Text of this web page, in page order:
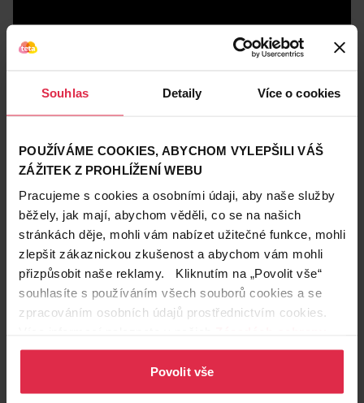
Souhlas Detaily Více o cookies
POUŽÍVÁME COOKIES, ABYCHOM VYLEPŠILI VÁŠ
ZÁŽITEK Z PROHLÍŽENÍ WEBU
Pracujeme s cookies a osobními údaji, aby naše služby
běžely, jak mají, abychom věděli, co se na našich
stránkách děje, mohli vám nabízet užitečné funkce, mohli
zlepšit zákaznickou zkušenost a abychom vám mohli
přizpůsobit naše reklamy. Kliknutím na „Povolit vše“
souhlasíte s používáním všech souborů cookies a se
zpracováním osobních údajů prostřednictvím cookies.
osobních údajů.
Povolit vše
Autor: PaK
Zařazeno pod těmito klíčovými slovy
těhotenství Expert: MUDr. Petr Kolek
Podobné články